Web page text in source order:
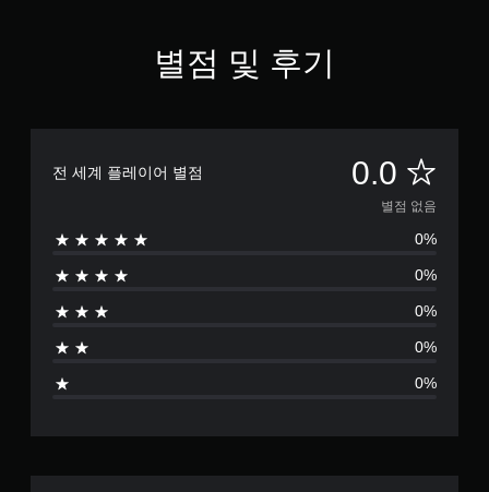
별점 및 후기
전 세계 플레이어 별점 0.0 별
점
없
음
별점 없음
0%
0%
0%
0%
0%